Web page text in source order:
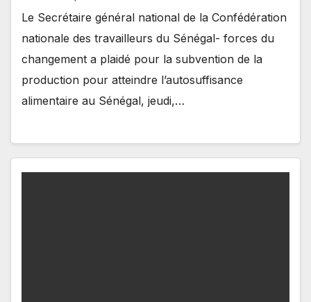
Le Secrétaire général national de la Confédération
nationale des travailleurs du Sénégal- forces du
changement a plaidé pour la subvention de la
production pour atteindre l’autosuffisance
alimentaire au Sénégal, jeudi,…